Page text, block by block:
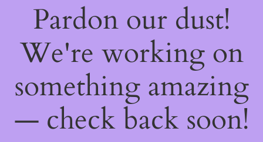
Pardon our dust!
We're working on
something amazing
— check back soon!